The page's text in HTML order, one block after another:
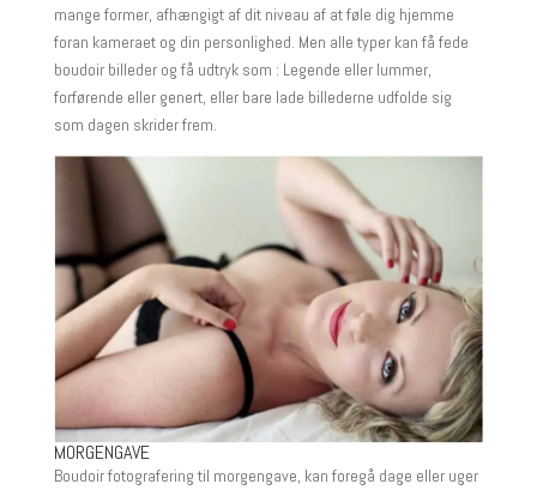
mange former, afhængigt af dit niveau af at føle dig hjemme
foran kameraet og din personlighed. Men alle typer kan få fede
boudoir billeder og få udtryk som : Legende eller lummer,
forførende eller genert, eller bare lade billederne udfolde sig
som dagen skrider frem.
MORGENGAVE
Boudoir fotografering til morgengave, kan foregå dage eller uger